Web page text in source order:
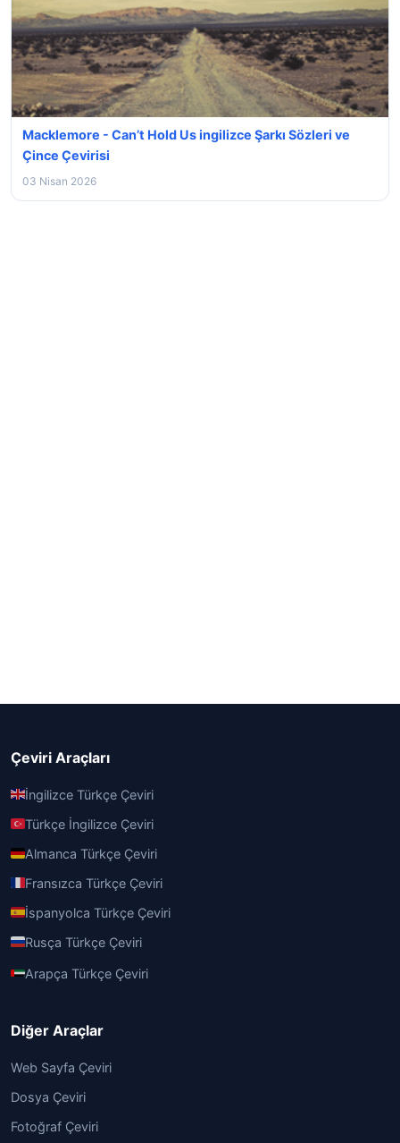
Macklemore - Can’t Hold Us ingilizce Şarkı Sözleri ve
Çince Çevirisi
03 Nisan 2026
Çeviri Araçları
İngilizce Türkçe Çeviri
Türkçe İngilizce Çeviri
Almanca Türkçe Çeviri
Fransızca Türkçe Çeviri
İspanyolca Türkçe Çeviri
Rusça Türkçe Çeviri
Arapça Türkçe Çeviri
Diğer Araçlar
Web Sayfa Çeviri
Dosya Çeviri
Fotoğraf Çeviri